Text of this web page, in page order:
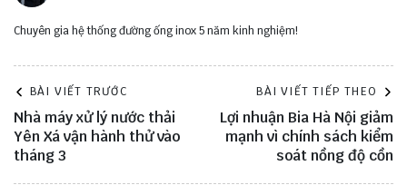
Chuyên gia hệ thống đường ống inox 5 năm kinh nghiệm!
BÀI VIẾT TRƯỚC
Nhà máy xử lý nước thải
Yên Xá vận hành thử vào
tháng 3
BÀI VIẾT TIẾP THEO
Lợi nhuận Bia Hà Nội giảm
mạnh vì chính sách kiểm
soát nồng độ cồn